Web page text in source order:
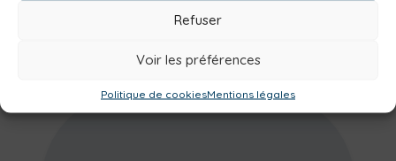
Refuser
Voir les préférences
Politique de cookiesMentions légales